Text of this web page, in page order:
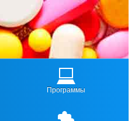
Программы